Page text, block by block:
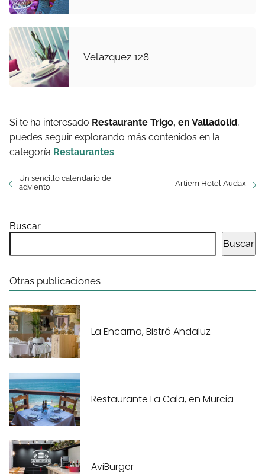
Velazquez 128
Si te ha interesado Restaurante Trigo, en Valladolid,
puedes seguir explorando más contenidos en la
categoría Restaurantes.
Un sencillo calendario de
adviento
Artiem Hotel Audax
Buscar
Buscar
Otras publicaciones
La Encarna, Bistró Andaluz
Restaurante La Cala, en Murcia
AviBurger